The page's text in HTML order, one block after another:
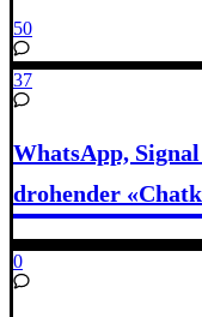
50
37
WhatsApp,
drohender
0